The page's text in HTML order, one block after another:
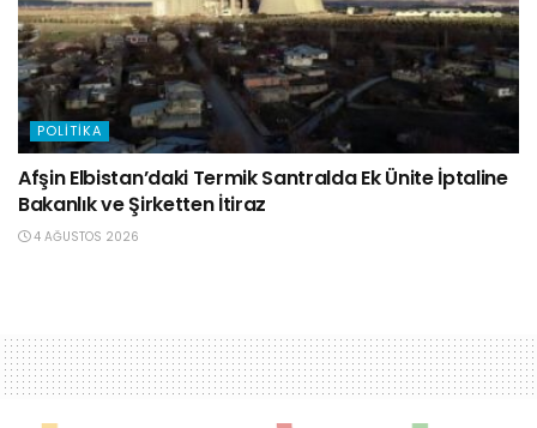
POLITIKA
Afşin Elbistan’daki Termik Santralda Ek Ünite İptaline
Bakanlık ve Şirketten İtiraz
4 AĞUSTOS 2026